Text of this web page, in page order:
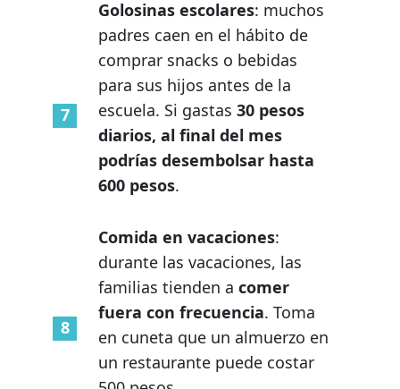
Golosinas escolares: muchos
padres caen en el hábito de
comprar snacks o bebidas
para sus hijos antes de la
escuela. Si gastas 30 pesos
diarios, al final del mes
podrías desembolsar hasta
600 pesos.
Comida en vacaciones:
durante las vacaciones, las
familias tienden a comer
fuera con frecuencia. Toma
en cuneta que un almuerzo en
un restaurante puede costar